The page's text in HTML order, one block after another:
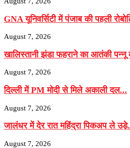
GNA यूनिवर्सिटी में पंजाब की पहली
August 7, 2026
खालिस्तानी झंडा फहराने का आतंकी पन्नू
August 7, 2026
दिल्ली में PM मोदी से मिले अकाली दल...
August 7, 2026
जालंधर में देर रात महिंद्रा पिकअप ले
August 7, 2026